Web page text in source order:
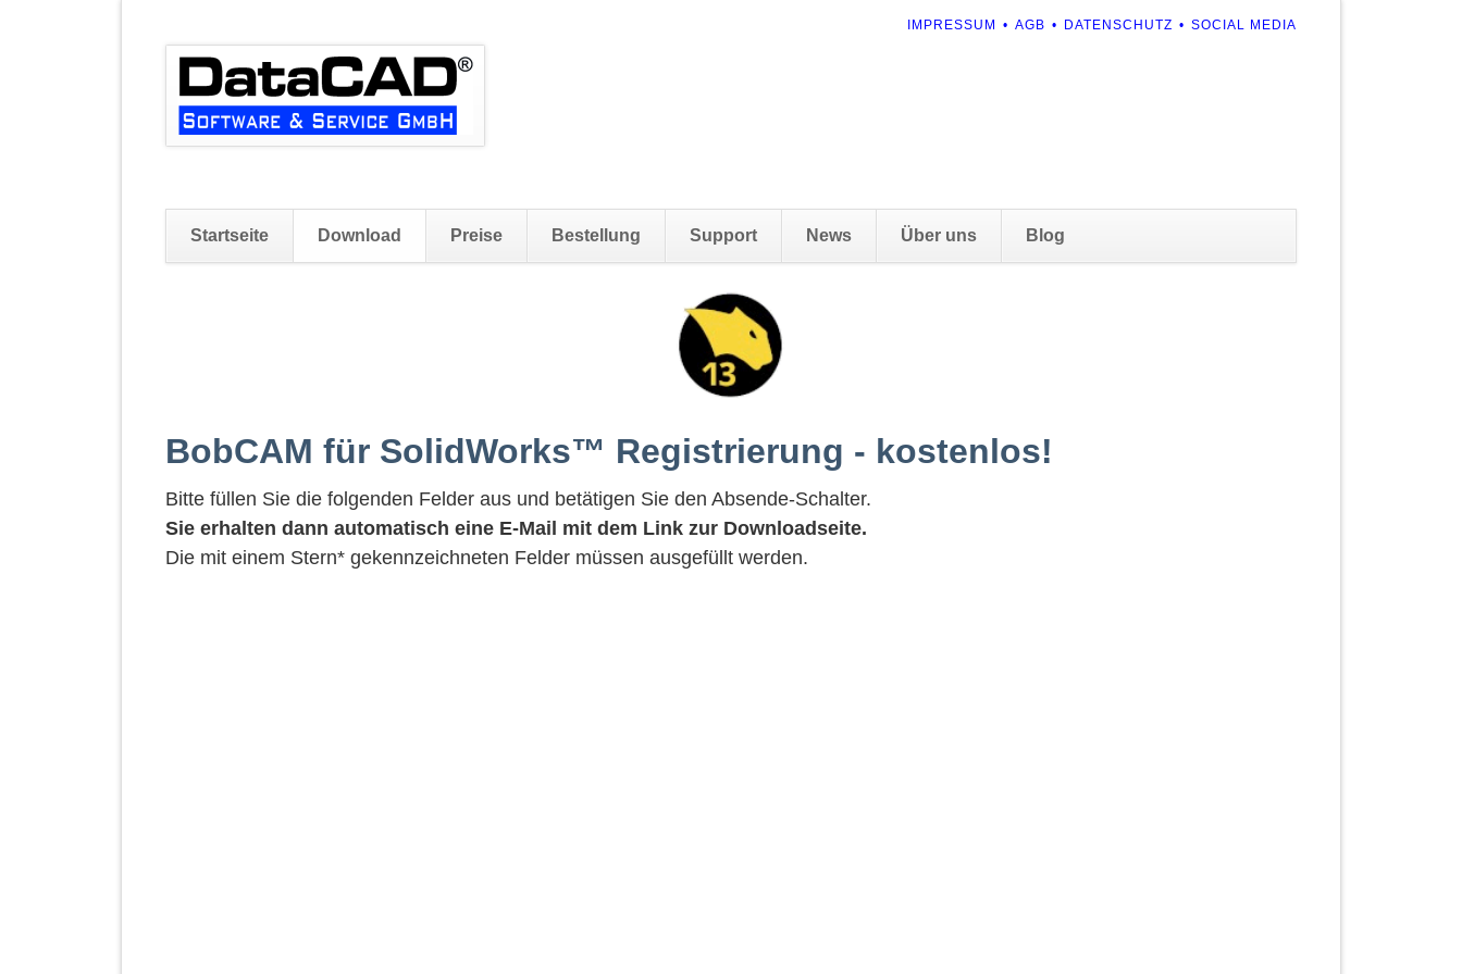
NAVIGATION
IMPRESSUM AGB DATENSCHUTZ SOCIAL MEDIA
überspringen
Startseite Download Preise Bestellung Support News Über uns Blog
BobCAM für SolidWorks™ Registrierung - kostenlos!
Bitte füllen Sie die folgenden Felder aus und betätigen Sie den Absende-Schalter.
Sie erhalten dann automatisch eine E-Mail mit dem Link zur Downloadseite.
Die mit einem Stern* gekennzeichneten Felder müssen ausgefüllt werden.